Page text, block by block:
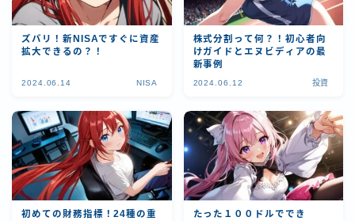
ズバリ！新NISAですぐに資産
拡大できるの？！
2024.06.14 NISA
株式分割って何？！初心者向
けガイドとエヌビディアの最
新事例
2024.06.12 投資
初めての財務指標！24種の重
たった１００ドルででき